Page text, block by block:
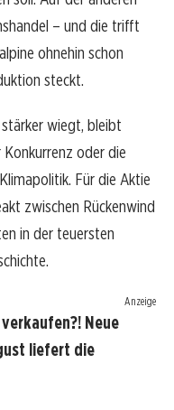
– und die trifft
ohnehin schon
steckt.
wiegt, bleibt
oder die
Für die Aktie
zwischen Rückenwind
in der teuersten
Anzeige
Neue
liefert die